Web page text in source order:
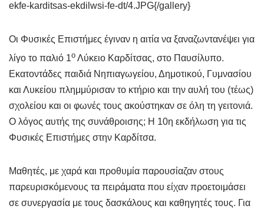
ekfe-karditsas-ekdilwsi-fe-dt/4.JPG{/gallery}
Οι Φυσικές Επιστήμες έγιναν η αιτία να ξαναζωντανέψει για
λίγο το παλιό 1ο Λύκειο Καρδίτσας, στο Παυσίλυπο.
Εκατοντάδες παιδιά Νηπιαγωγείου, Δημοτικού, Γυμνασίου
και Λυκείου πλημμύρισαν το κτήριο και την αυλή του (τέως)
σχολείου και οι φωνές τους ακούστηκαν σε όλη τη γειτονιά.
Ο λόγος αυτής της συνάθροισης; Η 10η εκδήλωση για τις
Φυσικές Επιστήμες στην Καρδίτσα.
Μαθητές, με χαρά και προθυμία παρουσίαζαν στους
παρευρισκόμενους τα πειράματα που είχαν προετοιμάσει
σε συνεργασία με τους δασκάλους και καθηγητές τους. Για